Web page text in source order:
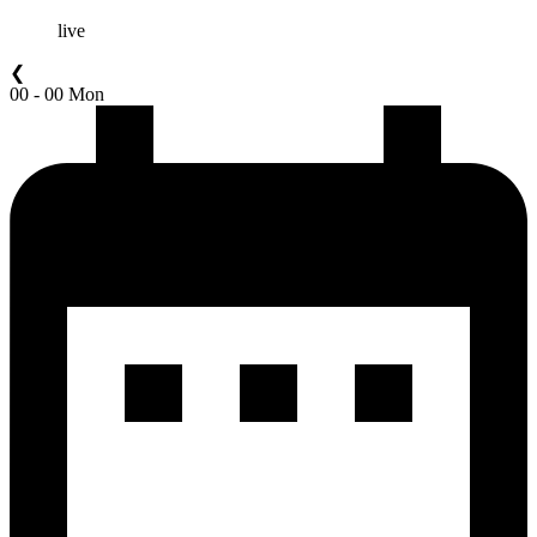
live
❮
00 - 00 Mon